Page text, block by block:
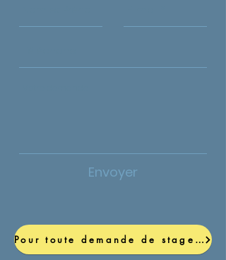
Envoyer
Pour toute demande de stage (vétérinaire ou assistant), cliquez ici